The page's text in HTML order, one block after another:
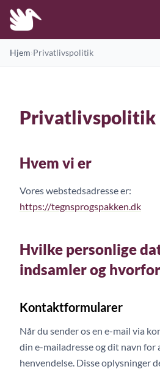
Hjem›Privatlivspolitik
Privatlivspolitik
Hvem vi er
Vores webstedsadresse er:
https://tegnsprogspakken.dk
Hvilke personlige
indsamler og hvorfor
Kontaktformularer
Når du sender os en e-mail via
din e-mailadresse og dit navn for
henvendelse. Disse oplysninger